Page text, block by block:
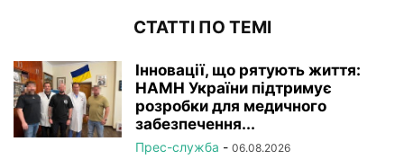
СТАТТІ ПО ТЕМІ
Інновації, що рятують життя:
НАМН України підтримує
розробки для медичного
забезпечення...
Прес-служба - 06.08.2026